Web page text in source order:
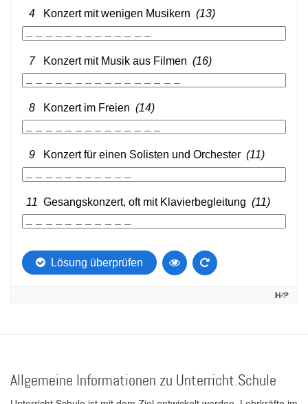
Allgemeine Informationen zu Unterricht.Schule